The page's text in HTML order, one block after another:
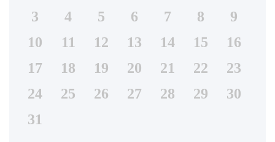
3
4 5 6 7 8
9
10
11 12 13 14 15
16
17
18 19 20 21 22
23
24
25 26 27 28 29
30
31